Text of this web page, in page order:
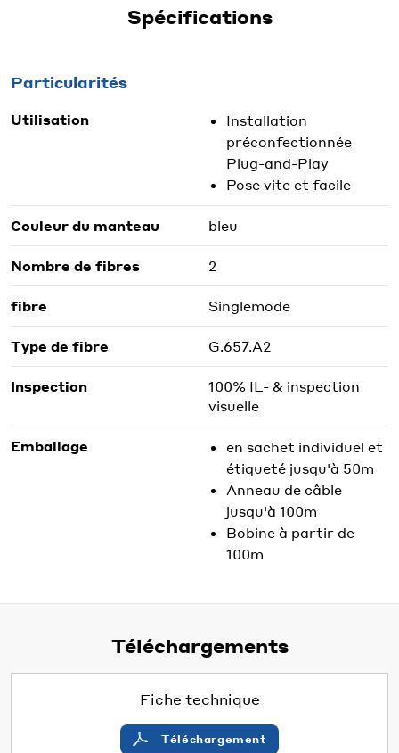
Spécifications
Particularités
Utilisation
Installation
préconfectionnée
Plug-and-Play
Pose vite et facile
Couleur du manteau bleu
Nombre de fibres 2
fibre Singlemode
Type de fibre G.657.A2
Inspection
100% IL- & inspection
visuelle
Emballage
en sachet individuel et
étiqueté jusqu'à 50m
Anneau de câble
jusqu'à 100m
Bobine à partir de
100m
Téléchargements
Fiche technique
Téléchargement